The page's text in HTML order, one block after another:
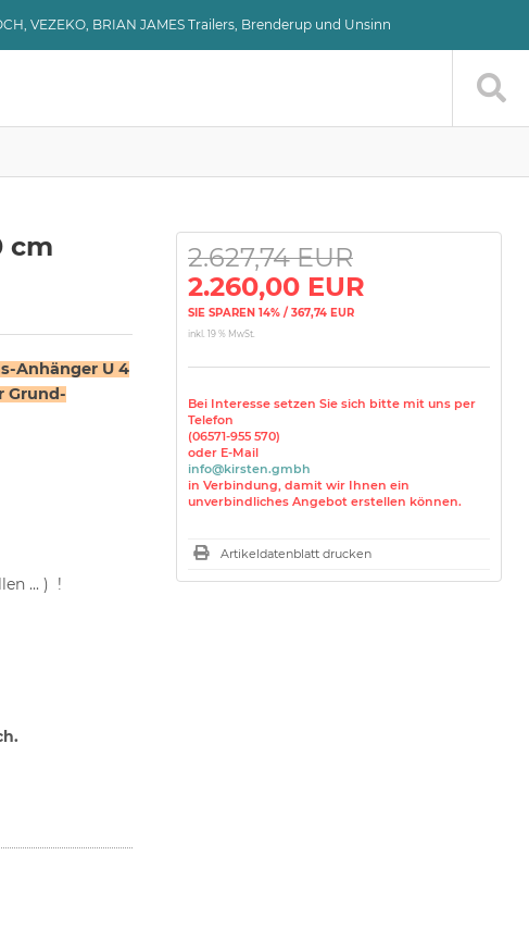
VEZEKO, BRIAN JAMES Trailers, Brenderup und Unsinn
cm
Anhänger U 4
Grund-
... ) !
2.627,74 EUR
2.260,00 EUR
SIE SPAREN 14% / 367,74 EUR
inkl. 19 % MwSt.
Bei Interesse setzen Sie sich bitte mit uns per
Telefon
(06571-955 570)
oder E-Mail
info@kirsten.gmbh
in Verbindung, damit wir Ihnen ein
unverbindliches Angebot erstellen können.
Artikeldatenblatt drucken